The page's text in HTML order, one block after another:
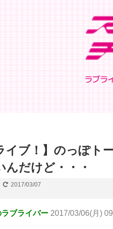
イブ！】のっぽト
んだけど・・・
2017/03/07
ブライバー 2017/03/06(月)